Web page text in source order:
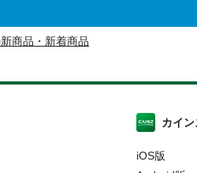
商品・新着商品
カイン
iOS版